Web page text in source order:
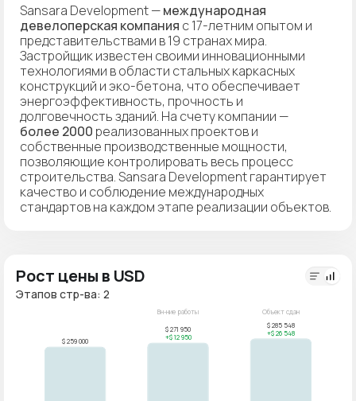
Sansara Development —международная
девелоперская компания с 17-летним опытом и
представительствами в 19 странах мира.
Застройщик известен своими инновационными
технологиями в области стальных каркасных
конструкций и эко-бетона, что обеспечивает
энергоэффективность, прочность и
долговечность зданий. На счету компании —
более 2000 реализованных проектов и
собственные производственные мощности,
позволяющие контролировать весь процесс
строительства. Sansara Development гарантирует
качество и соблюдение международных
стандартов на каждом этапе реализации объектов.
Рост цены в USD
Этапов стр-ва: 2